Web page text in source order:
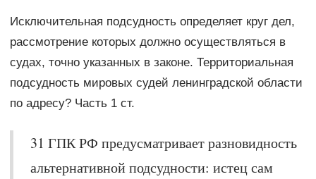
Исключительная подсудность определяет круг дел,
рассмотрение которых должно осуществляться в
судах, точно указанных в законе. Территориальная
подсудность мировых судей ленинградской области
по адресу? Часть 1 ст.
31 ГПК РФ предусматривает разновидность
альтернативной подсудности: истец сам